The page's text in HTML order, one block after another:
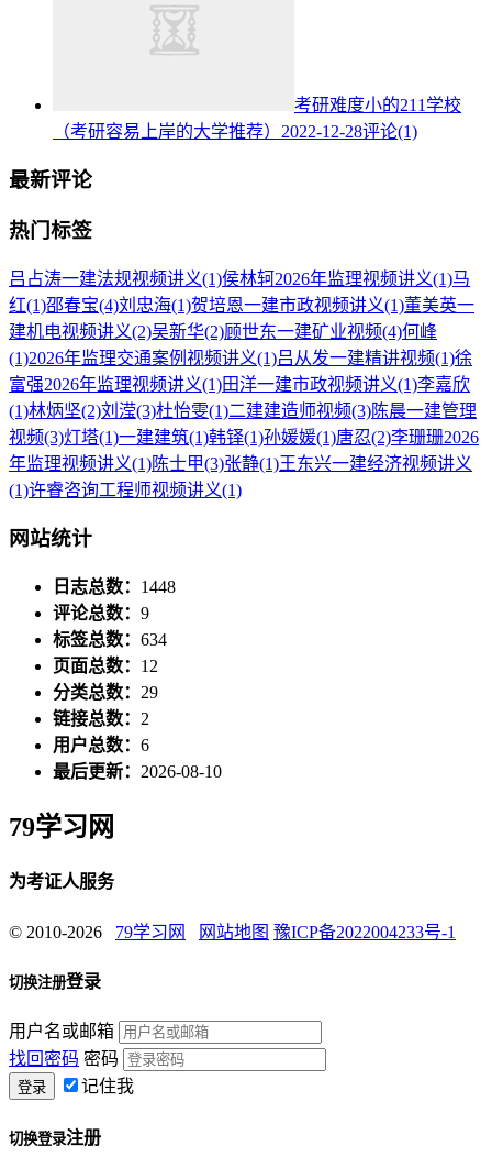
考研难度小的211学校
（考研容易上岸的大学推荐） 2022-12-28评论(1)
最新评论
热门标签
吕占涛一建法规视频讲义(1)侯林轲2026年监理视频讲义(1)马
红(1)邵春宝(4)刘忠海(1)贺培恩一建市政视频讲义(1)董美英一
建机电视频讲义(2)吴新华(2)顾世东一建矿业视频(4)何峰
(1)2026年监理交通案例视频讲义(1)吕从发一建精讲视频(1)徐
富强2026年监理视频讲义(1)田洋一建市政视频讲义(1)李嘉欣
(1)林炳坚(2)刘滢(3)杜怡雯(1)二建建造师视频(3)陈晨一建管理
视频(3)灯塔(1)一建建筑(1)韩铎(1)孙媛媛(1)唐忍(2)李珊珊2026
年监理视频讲义(1)陈士甲(3)张静(1)王东兴一建经济视频讲义
(1)许睿咨询工程师视频讲义(1)
网站统计
日志总数： 1448
评论总数： 9
标签总数： 634
页面总数： 12
分类总数： 29
链接总数： 2
用户总数： 6
最后更新： 2026-08-10
79学习网
为考证人服务
© 2010-2026 79学习网 网站地图 豫ICP备2022004233号-1
切换注册登录
用户名或邮箱
找回密码 密码
记住我
切换登录注册